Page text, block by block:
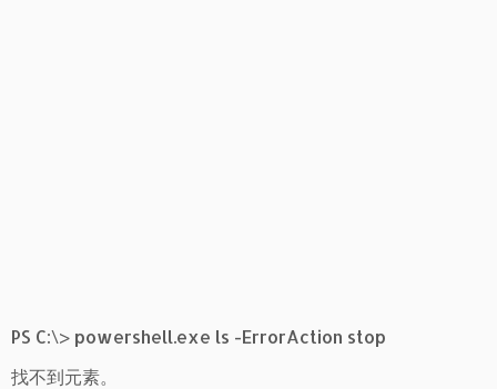
PS C:\> powershell.exe ls -ErrorAction stop
找不到元素。